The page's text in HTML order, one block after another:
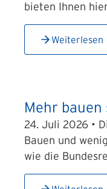
bieten Ihnen
Weiterlesen
Mehr
24. Juli 2026 •
Bauen und
wie die